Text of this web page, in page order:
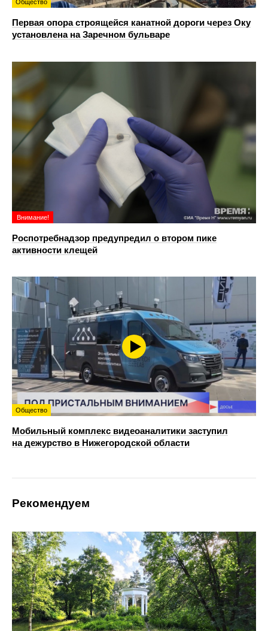
Общество
Первая опора строящейся канатной дороги через Оку
установлена на Заречном бульваре
Внимание!
Роспотребнадзор предупредил о втором пике
активности клещей
Общество
Мобильный комплекс видеоаналитики заступил
на дежурство в Нижегородской области
Рекомендуем